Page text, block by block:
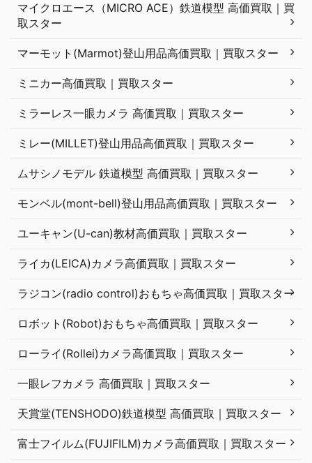
マイクロエース（MICRO ACE）鉄道模型 高価買取｜買
取スター
マーモット(Marmot)登山用品高価買取｜買取スター
ミニカー高価買取｜買取スター
ミラーレス一眼カメラ 高価買取｜買取スター
ミレー(MILLET)登山用品高価買取｜買取スター
ムサシノモデル 鉄道模型 高価買取｜買取スター
モンベル(mont-bell)登山用品高価買取｜買取スター
ユーキャン(U-can)教材高価買取｜買取スター
ライカ(LEICA)カメラ高価買取｜買取スター
ラジコン(radio control)おもちゃ高価買取｜買取スター
ロボット(Robot)おもちゃ高価買取｜買取スター
ローライ(Rollei)カメラ高価買取｜買取スター
一眼レフカメラ 高価買取｜買取スター
天賞堂(TENSHODO)鉄道模型 高価買取｜買取スター
富士フイルム(FUJIFILM)カメラ高価買取｜買取スター